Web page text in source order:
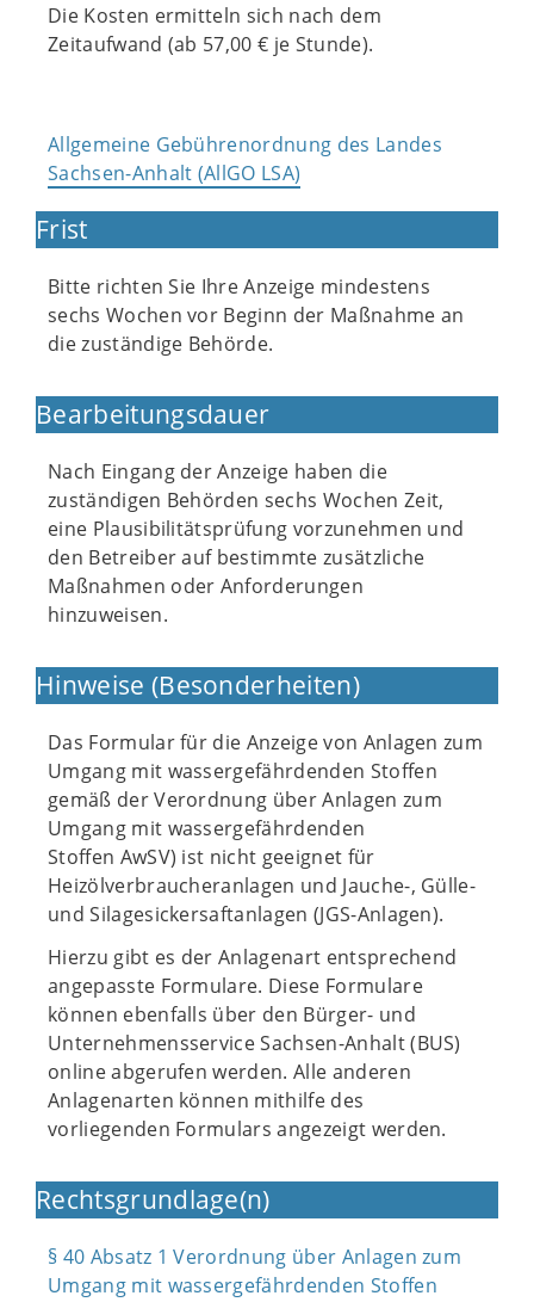
Die Kosten ermitteln sich nach dem
Zeitaufwand (ab 57,00 € je Stunde).
Allgemeine Gebührenordnung des Landes
Sachsen-Anhalt (AllGO LSA)
Frist
Bitte richten Sie Ihre Anzeige mindestens
sechs Wochen vor Beginn der Maßnahme an
die zuständige Behörde.
Bearbeitungsdauer
Nach Eingang der Anzeige haben die
zuständigen Behörden sechs Wochen Zeit,
eine Plausibilitätsprüfung vorzunehmen und
den Betreiber auf bestimmte zusätzliche
Maßnahmen oder Anforderungen
hinzuweisen.
Hinweise (Besonderheiten)
Das Formular für die Anzeige von Anlagen zum
Umgang mit wassergefährdenden Stoffen
gemäß der Verordnung über Anlagen zum
Umgang mit wassergefährdenden
Stoffen AwSV) ist nicht geeignet für
Heizölverbraucheranlagen und Jauche-, Gülle-
und Silagesickersaftanlagen (JGS-Anlagen).
Hierzu gibt es der Anlagenart entsprechend
angepasste Formulare. Diese Formulare
können ebenfalls über den Bürger- und
Unternehmensservice Sachsen-Anhalt (BUS)
online abgerufen werden. Alle anderen
Anlagenarten können mithilfe des
vorliegenden Formulars angezeigt werden.
Rechtsgrundlage(n)
§ 40 Absatz 1 Verordnung über Anlagen zum
Umgang mit wassergefährdenden Stoffen